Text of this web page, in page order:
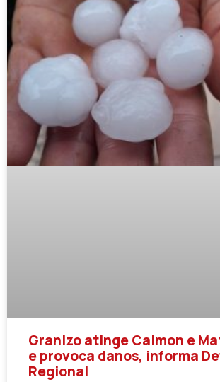
Granizo atinge Calmon e
e provoca danos, informa
Regional